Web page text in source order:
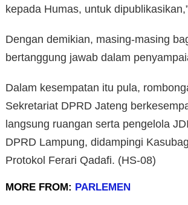
kepada Humas, untuk
Dengan demikian, masing-masing
bertanggung jawab dalam
Dalam kesempatan itu pula,
Sekretariat DPRD Jateng
langsung ruangan serta pengelola
DPRD Lampung, didampingi
Protokol Ferari Qadafi. (HS-08)
MORE FROM: PARLEMEN